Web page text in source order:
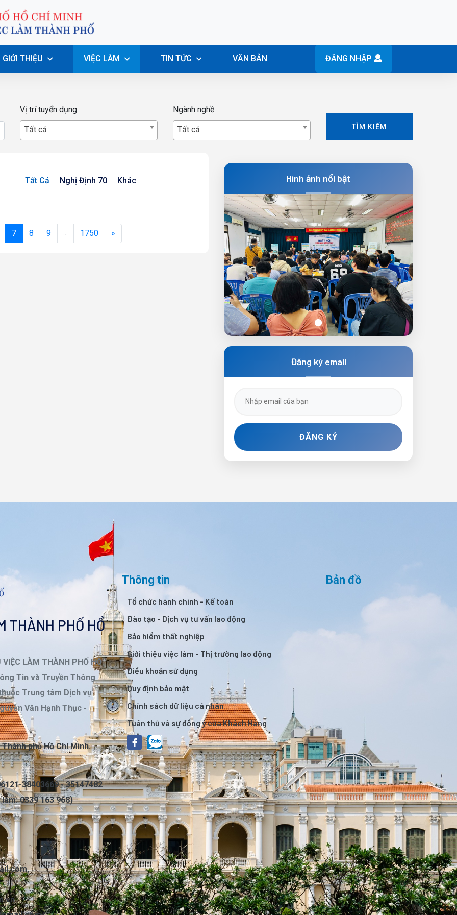
GIỚI THIỆU VIỆC LÀM TIN TỨC VĂN BẢN ĐĂNG NHẬP
Vị trí tuyển dụng
Tất cả
Ngành nghề
Tất cả TÌM KIẾM
Tất Cả Nghị Định 70 Khác
7 8 9 ... 1750 »
Hình ảnh nổi bật
Đăng ký email
ĐĂNG KÝ
THÀNH PHỐ HỒ
LÀM THÀNH PHỐ HỒ
Tin và Truyền Thông
Trung tâm Dịch vụ
Văn Hạnh Thục -
phố Hồ Chí Minh.
38403669 - 35147482
0339 163 968)
,
Thông tin
Tổ chức hành chính - Kế toán
Đào tạo - Dịch vụ tư vấn lao động
Bảo hiểm thất nghiệp
Giới thiệu việc làm - Thị trường lao động
Điều khoản sử dụng
Quy định bảo mật
Chính sách dữ liệu cá nhân
Tuân thủ và sự đồng ý của Khách Hàng
Bản đồ